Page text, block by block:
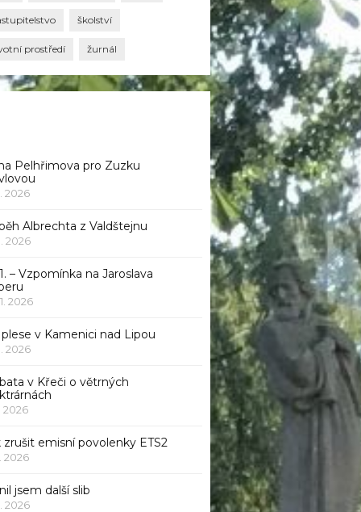
školství
prostředí žurnál
Pelhřimova pro Zuzku
2026
Albrechta z Valdštejnu
2026
– Vzpomínka na Jaroslava
2026
v Kamenici nad Lipou
2026
v Křeči o větrných
2026
zrušit emisní povolenky ETS2
2026
jsem další slib
2026